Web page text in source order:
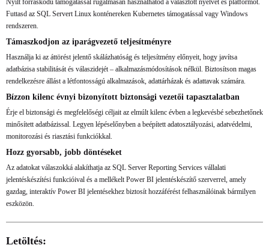
Futtasd az SQL Servert Linux konténereken Kubernetes támogatással vagy Windows
rendszeren.
Támaszkodjon az iparágvezető teljesítményre
Használja ki az áttörést jelentő skálázhatóság és teljesítmény előnyeit, hogy javítsa
adatbázisa stabilitását és válaszidejét – alkalmazásmódosítások nélkül. Biztosítson magas
rendelkezésre állást a létfontosságú alkalmazások, adattárházak és adattavak számára.
Bízzon kilenc évnyi bizonyított biztonsági vezetői tapasztalatban
Érje el biztonsági és megfelelőségi céljait az elmúlt kilenc évben a legkevésbé sebezhetőnek
minősített adatbázissal. Legyen lépéselőnyben a beépített adatosztályozási, adatvédelmi,
monitorozási és riasztási funkciókkal.
Hozz gyorsabb, jobb döntéseket
Az adatokat válaszokká alakíthatja az SQL Server Reporting Services vállalati
jelentéskészítési funkcióival és a mellékelt Power BI jelentéskészítő szerverrel, amely
gazdag, interaktív Power BI jelentésekhez biztosít hozzáférést felhasználóinak bármilyen
eszközön.
Letöltés: